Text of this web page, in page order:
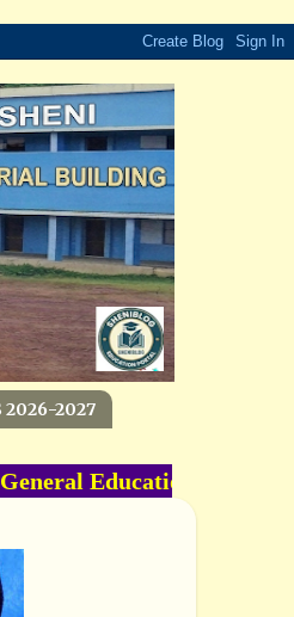
2026-2027
Education